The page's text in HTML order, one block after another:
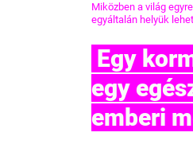
Miközben a világ
egyáltalán helyük
egy
emberi